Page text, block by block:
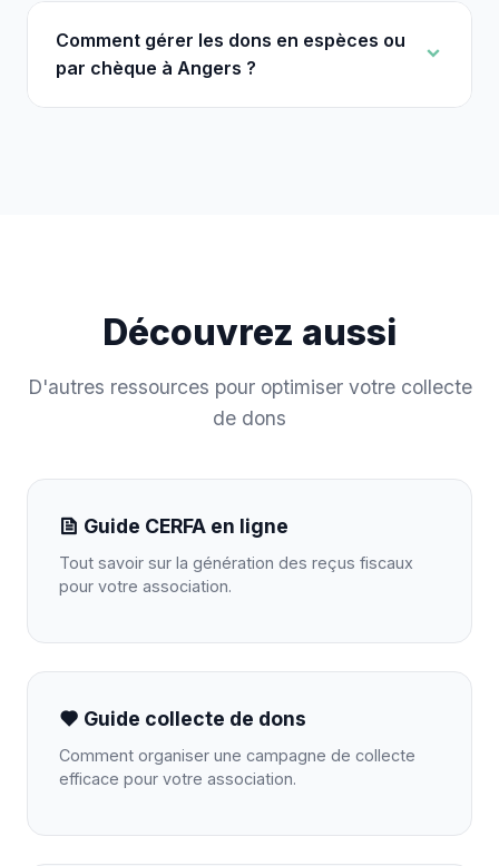
Comment gérer les dons en espèces ou
par chèque à Angers ?
Découvrez aussi
D'autres ressources pour optimiser votre collecte
de dons
Guide CERFA en ligne
Tout savoir sur la génération des reçus fiscaux
pour votre association.
Guide collecte de dons
Comment organiser une campagne de collecte
efficace pour votre association.